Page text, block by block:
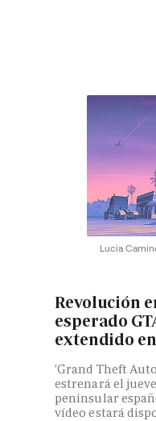
Lucia
Revolución
esperado
extendido
'Grand Theft
estrenará el
peninsular
vídeo estará